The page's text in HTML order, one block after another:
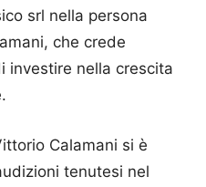
srl nella persona
che crede
investire nella crescita
Calamani si è
tenutesi nel